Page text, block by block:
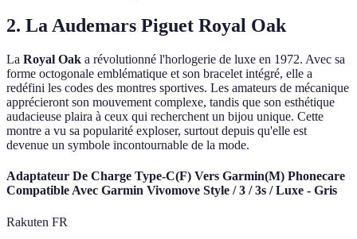
2. La Audemars Piguet Royal Oak
La Royal Oak a révolutionné l'horlogerie de luxe en 1972. Avec sa
forme octogonale emblématique et son bracelet intégré, elle a
redéfini les codes des montres sportives. Les amateurs de mécanique
apprécieront son mouvement complexe, tandis que son esthétique
audacieuse plaira à ceux qui recherchent un bijou unique. Cette
montre a vu sa popularité exploser, surtout depuis qu'elle est
devenue un symbole incontournable de la mode.
Adaptateur De Charge Type-C(F) Vers Garmin(M) Phonecare
Compatible Avec Garmin Vivomove Style / 3 / 3s / Luxe - Gris
Rakuten FR